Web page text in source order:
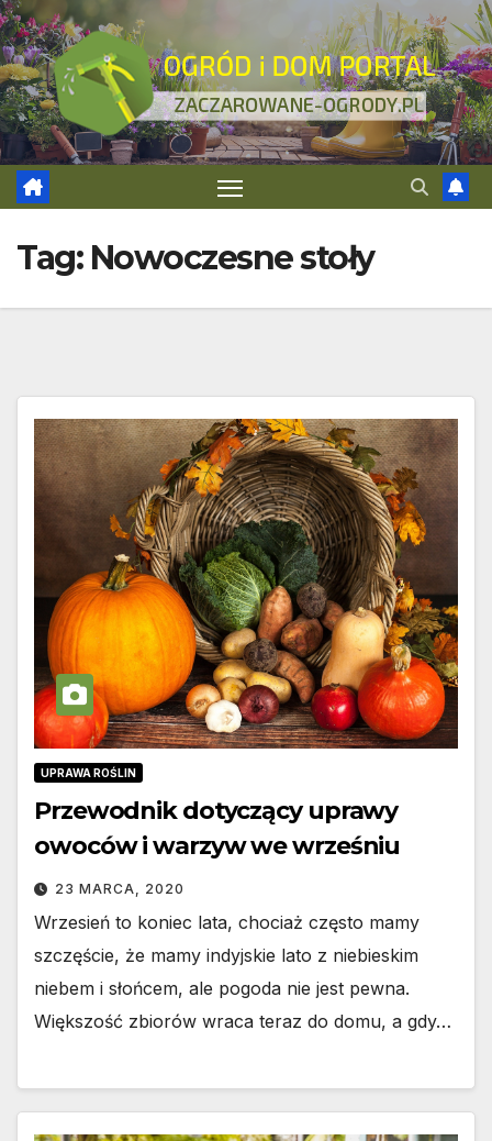
Skip
to
content
Tag: Nowoczesne stoły
UPRAWA ROŚLIN
Przewodnik dotyczący uprawy
owoców i warzyw we wrześniu
23 MARCA, 2020
Wrzesień to koniec lata, chociaż często mamy
szczęście, że mamy indyjskie lato z niebieskim
niebem i słońcem, ale pogoda nie jest pewna.
Większość zbiorów wraca teraz do domu, a gdy…